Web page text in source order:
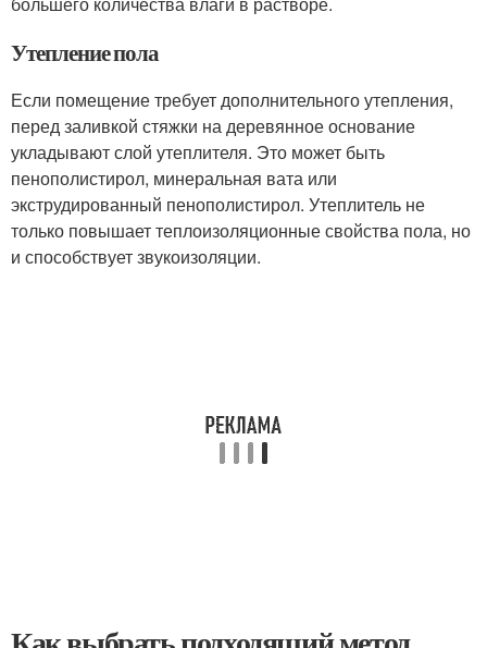
Утепление пола
Если помещение требует дополнительного утепления,
перед заливкой стяжки на деревянное основание
укладывают слой утеплителя. Это может быть
пенополистирол, минеральная вата или
экструдированный пенополистирол. Утеплитель не
только повышает теплоизоляционные свойства пола, но
и способствует звукоизоляции.